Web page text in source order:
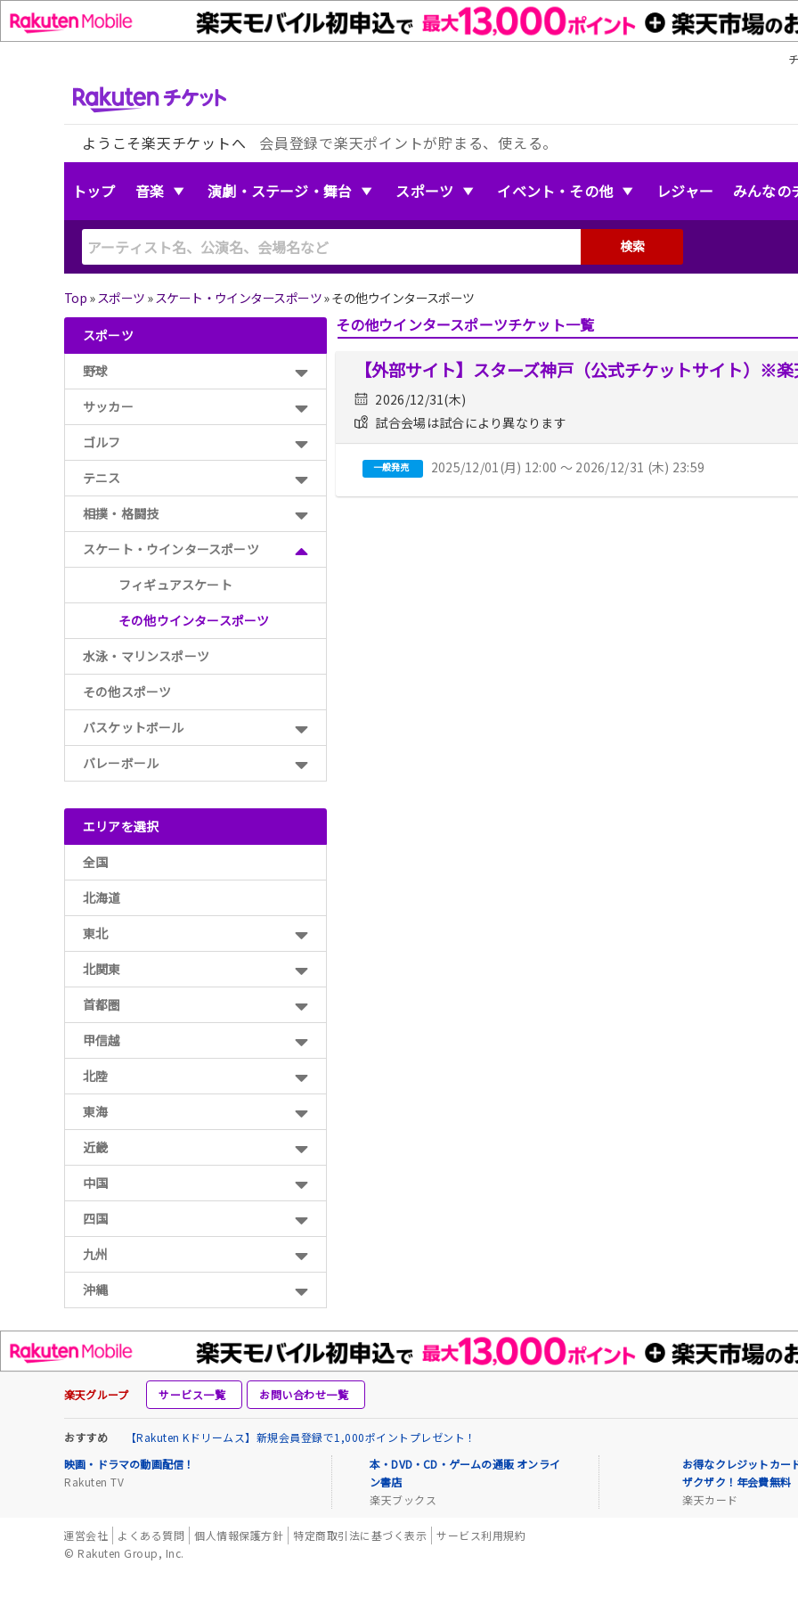
ようこそ楽天チケットへ 会員登録で楽天ポイントが貯まる、使える。
トップ 音楽 演劇・ステージ・舞台 スポーツ イベント・その他 レジャー みんなの
検索
Top » スポーツ » スケート・ウインタースポーツ»その他ウインタースポーツ
スポーツ
野球
サッカー
ゴルフ
テニス
相撲・格闘技
スケート・ウインタースポーツ
フィギュアスケート
その他ウインタースポーツ
水泳・マリンスポーツ
その他スポーツ
バスケットボール
バレーボール
エリアを選択
全国
北海道
東北
北関東
首都圏
甲信越
北陸
東海
近畿
中国
四国
九州
沖縄
その他ウインタースポーツチケット一覧
【外部サイト】スターズ神戸（公式チケットサイト）※
2026/12/31(木)
試合会場は試合により異なります
一般発売 2025/12/01(月) 12:00 〜 2026/12/31 (木) 23:59
楽天グループ サービス一覧 お問い合わせ一覧
おすすめ
【Rakuten Kドリームス】新規会員登録で1,000ポイントプレゼント！
映画・ドラマの動画配信！
Rakuten TV
本・DVD・CD・ゲームの通販 オンライ
ン書店
楽天ブックス
お得なクレジットカー
ザクザク！年会費無料
楽天カード
運営会社 よくある質問 個人情報保護方針 特定商取引法に基づく表示
サービス利用規約
© Rakuten Group, Inc.